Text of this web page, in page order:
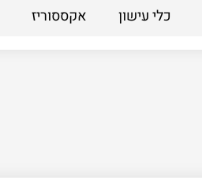
כלי עישון אקססוריז